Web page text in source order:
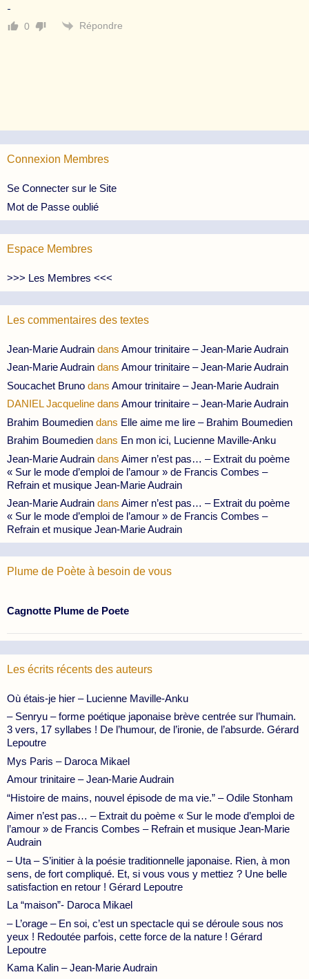
0 Répondre
Connexion Membres
Se Connecter sur le Site
Mot de Passe oublié
Espace Membres
>>> Les Membres <<<
Les commentaires des textes
Jean-Marie Audrain dans Amour trinitaire – Jean-Marie Audrain
Jean-Marie Audrain dans Amour trinitaire – Jean-Marie Audrain
Soucachet Bruno dans Amour trinitaire – Jean-Marie Audrain
DANIEL Jacqueline dans Amour trinitaire – Jean-Marie Audrain
Brahim Boumedien dans Elle aime me lire – Brahim Boumedien
Brahim Boumedien dans En mon ici, Lucienne Maville-Anku
Jean-Marie Audrain dans Aimer n’est pas… – Extrait du poème
« Sur le mode d’emploi de l’amour » de Francis Combes –
Refrain et musique Jean-Marie Audrain
Jean-Marie Audrain dans Aimer n’est pas… – Extrait du poème
« Sur le mode d’emploi de l’amour » de Francis Combes –
Refrain et musique Jean-Marie Audrain
Plume de Poète à besoin de vous
Cagnotte Plume de Poete
Les écrits récents des auteurs
Où étais-je hier – Lucienne Maville-Anku
– Senryu – forme poétique japonaise brève centrée sur l’humain.
3 vers, 17 syllabes ! De l’humour, de l’ironie, de l’absurde. Gérard
Lepoutre
Mys Paris – Daroca Mikael
Amour trinitaire – Jean-Marie Audrain
“Histoire de mains, nouvel épisode de ma vie.” – Odile Stonham
Aimer n’est pas… – Extrait du poème « Sur le mode d’emploi de
l’amour » de Francis Combes – Refrain et musique Jean-Marie
Audrain
– Uta – S’initier à la poésie traditionnelle japonaise. Rien, à mon
sens, de fort compliqué. Et, si vous vous y mettiez ? Une belle
satisfaction en retour ! Gérard Lepoutre
La “maison”- Daroca Mikael
– L’orage – En soi, c’est un spectacle qui se déroule sous nos
yeux ! Redoutée parfois, cette force de la nature ! Gérard
Lepoutre
Kama Kalin – Jean-Marie Audrain